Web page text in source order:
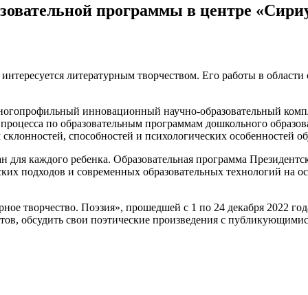
программы в центре
литературным творчеством. Его работы в области
инновационный научно-образовательный
по образовательным программам дошкольного
способностей и психологических особенностей
каждого ребенка. Образовательная программа
подходов и современных образовательных технологий на
творчество. Поэзия», прошедшей с 1 по 24 декабря 2022
обсудить свои поэтические произведения с